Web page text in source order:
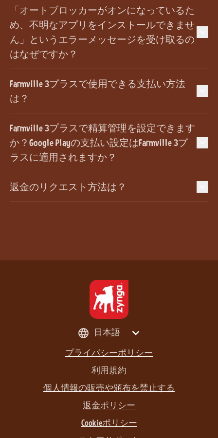
「オートブロッカーがオンになっているた
め、不明なアプリをインストールできませ
ん」というエラーメッセージを受け取るの
はなぜですか？
Farmville 3プラスで使用できる支払い方法
は？
Farmville 3プラスで精算管理を設定できます
か？Google Playの支払い設定はFarmville 3プ
ラスに適用されますか？
返金のリクエスト方法は？
プライバシーポリシー
利用規約
個人情報の販売や頒布を禁止する
返金ポリシー
Cookieポリシー
日本語